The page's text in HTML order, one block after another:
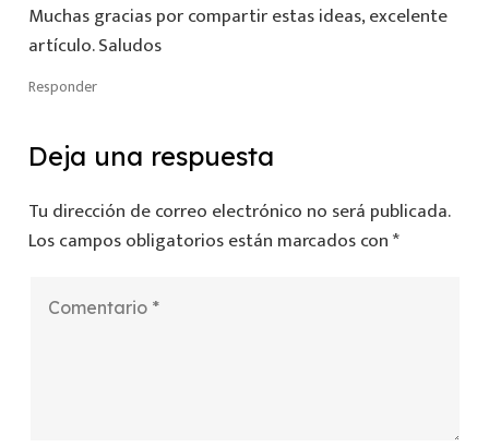
Muchas gracias por compartir estas ideas, excelente
artículo. Saludos
Responder
Deja una respuesta
Tu dirección de correo electrónico no será publicada.
Los campos obligatorios están marcados con*